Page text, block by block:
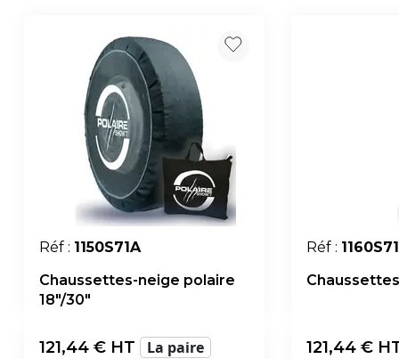
Réf : 1150S71A
Chaussettes-neige polaire
18"/30"
121,44 € HT La paire
Réf :
121,44 €